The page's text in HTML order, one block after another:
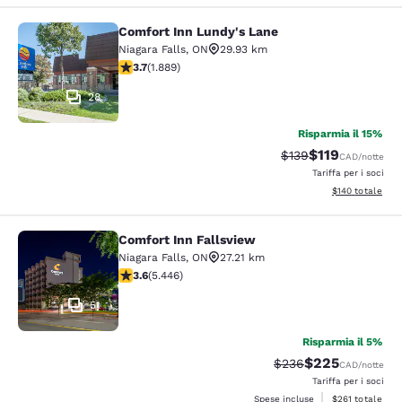
Comfort Inn Lundy's Lane
28
Comfort Inn Lundy's Lane
Niagara Falls, ON
29.93 km
Valutazione di 3.67 stelle. Buono. 1889 recensioni
3.7(1.889)
Risparmia il 15%
Tariffa di barratura:
$139Tariffa
$119CAD/notte
Tariffa per i soci
Visualizza i
$140 totale
Comfort Inn Fallsview
51
Comfort Inn Fallsview
Niagara Falls, ON
27.21 km
Valutazione di 3.63 stelle. Buono. 5446 recensioni
3.6(5.446)
Risparmia il 5%
Tariffa di barratura:
$236Tariffa
$225CAD/notte
Tariffa per i soci
Spese incluse
Visualizza i
$261 totale